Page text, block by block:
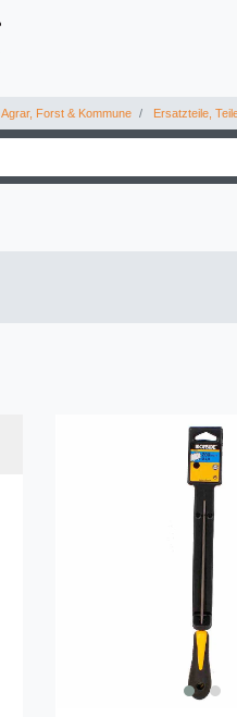
Agrar, Forst & Kommune Ersatzteile,